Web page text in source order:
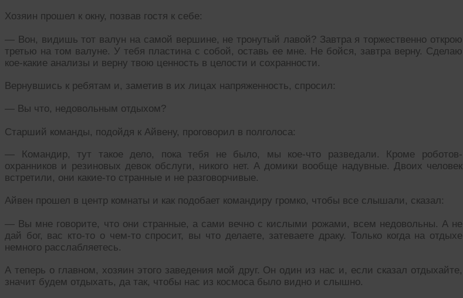
Хозяин прошел к окну, позвав гостя к себе:
— Вон, видишь тот валун на самой вершине, не тронутый лавой? Завтра я торжественно открою
третью на том валуне. У тебя пластина с собой, оставь ее мне. Не бойся, завтра верну. Сделаю
кое-какие анализы и верну твою ценность в целости и сохранности.
Вернувшись к ребятам и, заметив в их лицах напряженность, спросил:
— Вы что, недовольным отдыхом?
Старший команды, подойдя к Айвену, проговорил в полголоса:
— Командир, тут такое дело, пока тебя не было, мы кое-что разведали. Кроме роботов-
охранников и резиновых девок обслуги, никого нет. А домики вообще надувные. Двоих человек
встретили, они какие-то странные и не разговорчивые.
Айвен прошел в центр комнаты и как подобает командиру громко, чтобы все слышали, сказал:
— Вы мне говорите, что они странные, а сами вечно с кислыми рожами, всем недовольны. А не
дай бог, вас кто-то о чем-то спросит, вы что делаете, затеваете драку. Только когда на отдыхе
немного расслабляетесь.
А теперь о главном, хозяин этого заведения мой друг. Он один из нас и, если сказал отдыхайте,
значит будем отдыхать, да так, чтобы нас из космоса было видно и слышно.